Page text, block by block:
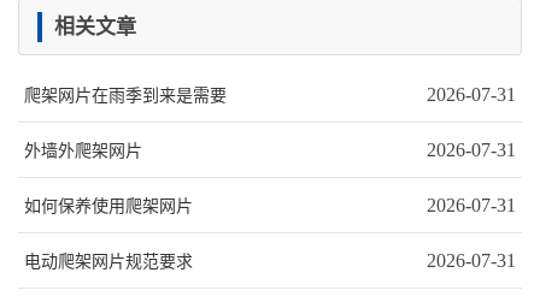
相关文章
2026-07-31
爬架网片在雨季到来是需要
2026-07-31
外墙外爬架网片
2026-07-31
如何保养使用爬架网片
2026-07-31
电动爬架网片规范要求